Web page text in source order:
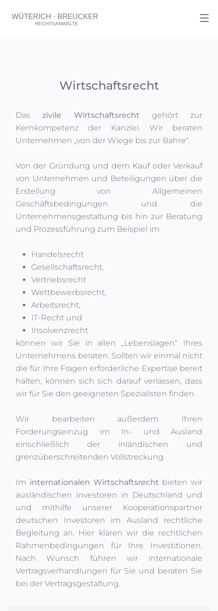
Wirtschaftsrecht
Daszivile Wirtschaftsrecht gehört zur
Kernkompetenz der Kanzlei. Wir beraten
Unternehmen „von der Wiege bis zur Bahre“.
Von der Gründung und dem Kauf oder Verkauf
von Unternehmen und Beteiligungen über die
Erstellung von Allgemeinen
Geschäftsbedingungen und die
Unternehmensgestaltung bis hin zur Beratung
und Prozessführung zum Beispiel im
Handelsrecht
Gesellschaftsrecht,
Vertriebsrecht
Wettbewerbsrecht,
Arbeitsrecht,
IT-Recht und
Insolvenzrecht
können wir Sie in allen „Lebenslagen“ Ihres
Unternehmens beraten. Sollten wir einmal nicht
die für Ihre Fragen erforderliche Expertise bereit
halten, können sich sich darauf verlassen, dass
wir für Sie den geeigneten Spezialisten finden.
Wir bearbeiten außerdem Ihren
Forderungseinzug im In- und Ausland
einschließlich der inländischen und
grenzüberschreitenden Vollstreckung.
Im internationalen Wirtschaftsrecht bieten wir
ausländischen Investoren in Deutschland und
und mithilfe unserer Kooperationspartner
deutschen Investoren im Ausland rechtliche
Begleitung an. Hier klären wir die rechtlichen
Rahmenbedingungen für Ihre Investitionen.
Nach Wunsch führen wir internationale
Vertragsverhandlungen für Sie und beraten Sie
bei der Vertragsgestaltung.